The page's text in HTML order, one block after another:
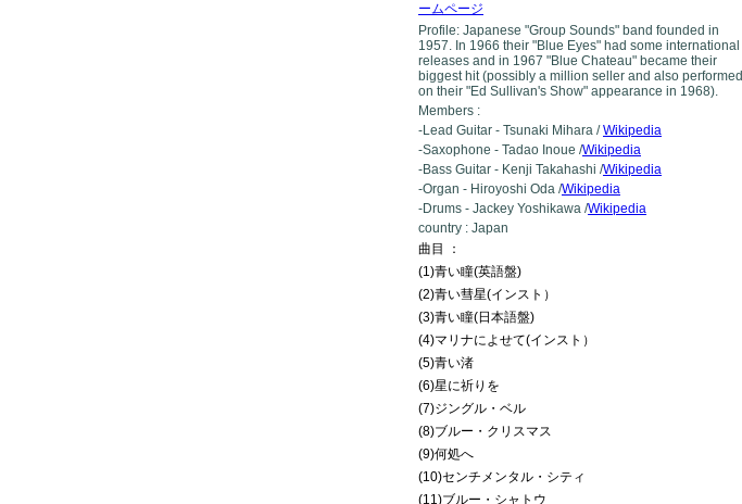
ームページ
Profile: Japanese "Group Sounds" band founded in
1957. In 1966 their "Blue Eyes" had some international
releases and in 1967 "Blue Chateau" became their
biggest hit (possibly a million seller and also performed
on their "Ed Sullivan's Show" appearance in 1968).
Members :
-Lead Guitar - Tsunaki Mihara /Wikipedia
-Saxophone - Tadao Inoue /Wikipedia
-Bass Guitar - Kenji Takahashi /Wikipedia
-Organ - Hiroyoshi Oda /Wikipedia
-Drums - Jackey Yoshikawa /Wikipedia
country : Japan
曲目 ：
(1)青い瞳(英語盤)
(2)青い彗星(インスト）
(3)青い瞳(日本語盤)
(4)マリナによせて(インスト）
(5)青い渚
(6)星に祈りを
(7)ジングル・ベル
(8)ブルー・クリスマス
(9)何処へ
(10)センチメンタル・シティ
(11)ブルー・シャトウ